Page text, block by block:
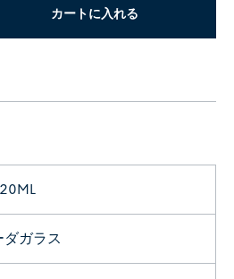
カートに入れる
ダガラス